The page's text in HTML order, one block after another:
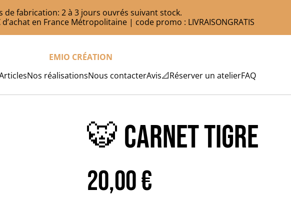
de fabrication: 2 à 3 jours ouvrés suivant stock.
en France Métropolitaine | code promo : LIVRAISONGRATIS
EMIO CRÉATION
Nos réalisationsNous contacterAvis📐Réserver un atelierFAQ
🐯 CARNET TIGRE
20,00 €